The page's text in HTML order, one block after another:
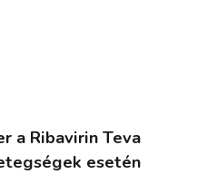
a Ribavirin Teva
esetén